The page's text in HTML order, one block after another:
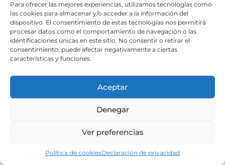
Para ofrecer las mejores experiencias, utilizamos tecnologías como
las cookies para almacenar y/o acceder a la información del
dispositivo. El consentimiento de estas tecnologías nos permitirá
procesar datos como el comportamiento de navegación o las
identificaciones únicas en este sitio. No consentir o retirar el
consentimiento, puede afectar negativamente a ciertas
características y funciones.
Aceptar
Denegar
Ver preferencias
Política de cookiesDeclaración de privacidad
Aviso legalPolítica de privacidad
Política de cookies
Portal de transparenciaAccesibilidad